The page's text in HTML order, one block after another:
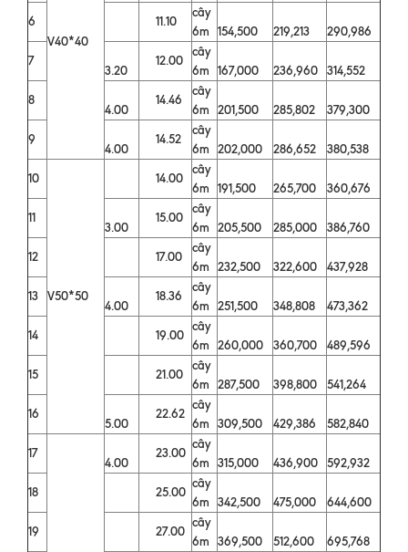
V40*40
6
11.10
cây
6m
154,500 219,213
290,986
7
3.20
12.00
cây
6m
167,000 236,960
314,552
8
4.00
14.46
cây
6m
201,500 285,802
379,300
9
4.00
14.52
cây
6m
202,000 286,652
380,538
10
V50*50
14.00
cây
6m
191,500 265,700
360,676
11
3.00
15.00
cây
6m
205,500 285,000
386,760
12
17.00
cây
6m
232,500 322,600
437,928
13
4.00
18.36
cây
6m
251,500 348,808
473,362
14
19.00
cây
6m
260,000 360,700
489,596
15
21.00
cây
6m
287,500 398,800
541,264
16
5.00
22.62
cây
6m
309,500 429,386
582,840
17
4.00
23.00
cây
6m
315,000 436,900
592,932
18
25.00
cây
6m
342,500 475,000
644,600
19
27.00
cây
6m
369,500 512,600
695,768